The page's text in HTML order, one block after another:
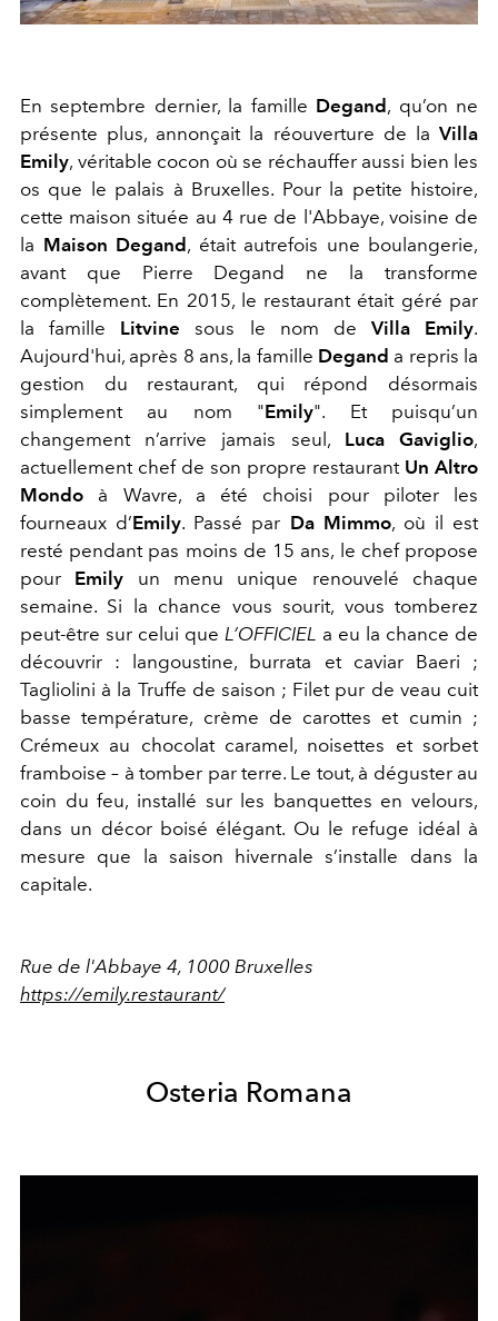
En septembre dernier, la famille Degand, qu’on ne
présente plus, annonçait la réouverture de la Villa
Emily, véritable cocon où se réchauffer aussi bien les
os que le palais à Bruxelles. Pour la petite histoire,
cette maison située au 4 rue de l'Abbaye, voisine de
la Maison Degand, était autrefois une boulangerie,
avant que Pierre Degand ne la transforme
complètement. En 2015, le restaurant était géré par
la famille Litvine sous le nom de Villa Emily.
Aujourd'hui, après 8 ans, la famille Degand a repris la
gestion du restaurant, qui répond désormais
simplement au nom "Emily". Et puisqu’un
changement n’arrive jamais seul, Luca Gaviglio,
actuellement chef de son propre restaurant Un Altro
Mondo à Wavre, a été choisi pour piloter les
fourneaux d’Emily. Passé par Da Mimmo, où il est
resté pendant pas moins de 15 ans, le chef propose
pour Emily un menu unique renouvelé chaque
semaine. Si la chance vous sourit, vous tomberez
peut-être sur celui que L’OFFICIEL a eu la chance de
découvrir : langoustine, burrata et caviar Baeri ;
Tagliolini à la Truffe de saison ; Filet pur de veau cuit
basse température, crème de carottes et cumin ;
Crémeux au chocolat caramel, noisettes et sorbet
framboise – à tomber par terre. Le tout, à déguster au
coin du feu, installé sur les banquettes en velours,
dans un décor boisé élégant. Ou le refuge idéal à
mesure que la saison hivernale s’installe dans la
capitale.
Rue de l'Abbaye 4, 1000 Bruxelles
https://emily.restaurant/
Osteria Romana